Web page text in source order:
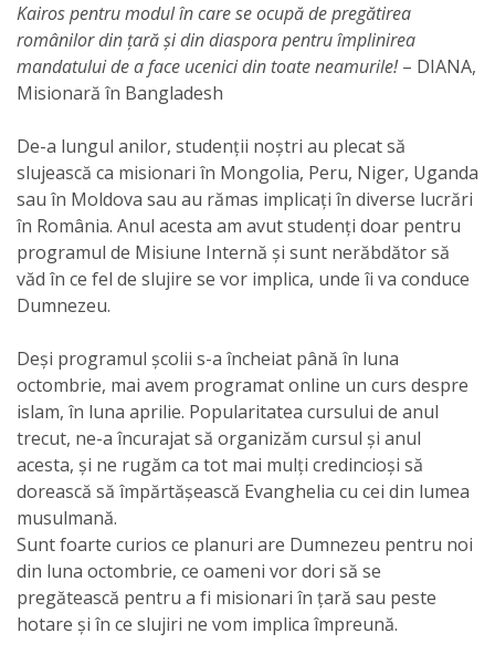
Kairos pentru modul în care se ocupă de pregătirea
românilor din țară și din diaspora pentru împlinirea
mandatului de a face ucenici din toate neamurile!– DIANA,
Misionară în Bangladesh
De-a lungul anilor, studenții noștri au plecat să
slujească ca misionari în Mongolia, Peru, Niger, Uganda
sau în Moldova sau au rămas implicați în diverse lucrări
în România. Anul acesta am avut studenți doar pentru
programul de Misiune Internă și sunt nerăbdător să
văd în ce fel de slujire se vor implica, unde îi va conduce
Dumnezeu.
Deși programul școlii s-a încheiat până în luna
octombrie, mai avem programat online un curs despre
islam, în luna aprilie. Popularitatea cursului de anul
trecut, ne-a încurajat să organizăm cursul și anul
acesta, și ne rugăm ca tot mai mulți credincioși să
dorească să împărtășească Evanghelia cu cei din lumea
musulmană.
Sunt foarte curios ce planuri are Dumnezeu pentru noi
din luna octombrie, ce oameni vor dori să se
pregătească pentru a fi misionari în țară sau peste
hotare și în ce slujiri ne vom implica împreună.